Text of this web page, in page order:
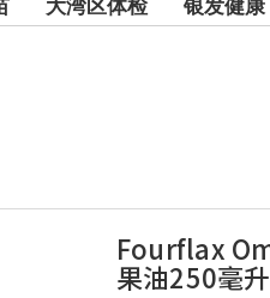
Fourflax
果油250毫升